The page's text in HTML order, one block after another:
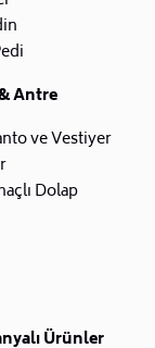
Antre
ve Vestiyer
Dolap
Ürünler